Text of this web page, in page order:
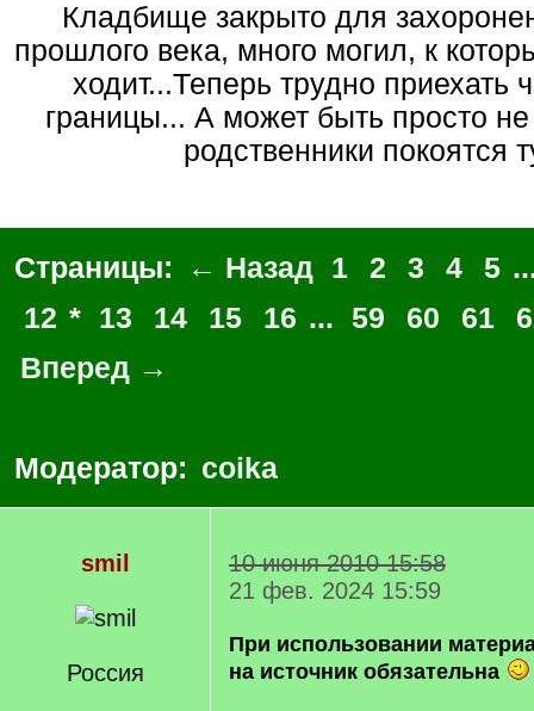
кладбище закрыто для захоронений в 70-е гг.
прошлого века, много могил, к
ходит...Теперь трудно приехать
границы... А может быть просто не
родственники покоятся
Страницы: ← Назад 1 2 3 4 5
12 * 13 14 15 16 ... 59 60 61
Вперед →
Модератор: coika
smil
Россия
10 июня 2010 15:58
21 фев. 2024 15:59
При использовании
на источник обязательна